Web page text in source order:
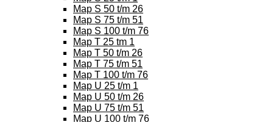
Map S 50 t/m 26
Map S 75 t/m 51
Map S 100 t/m 76
Map T 25 tm 1
Map T 50 t/m 26
Map T 75 t/m 51
Map T 100 t/m 76
Map U 25 t/m 1
Map U 50 t/m 26
Map U 75 t/m 51
Map U 100 t/m 76